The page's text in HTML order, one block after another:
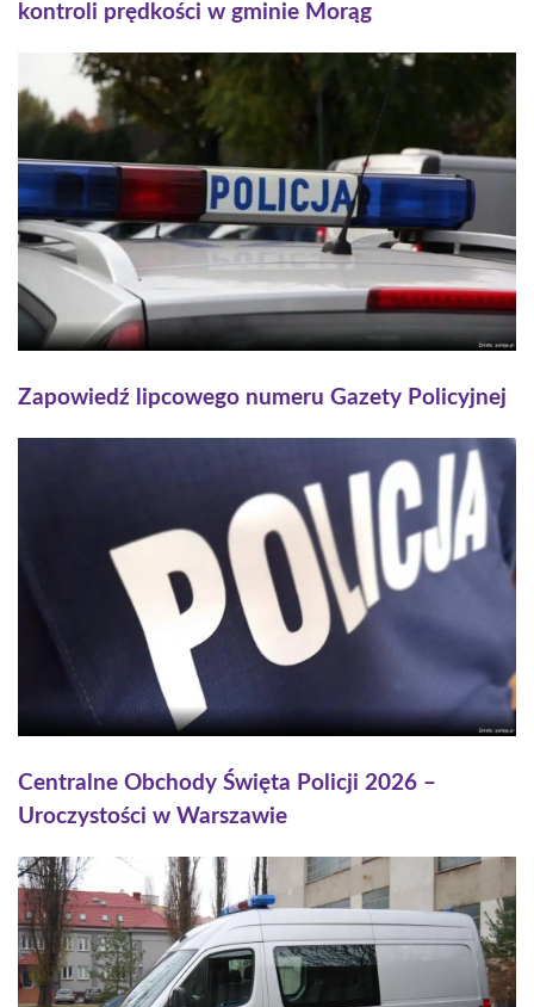
kontroli prędkości w gminie Morąg
Zapowiedź lipcowego numeru Gazety Policyjnej
Centralne Obchody Święta Policji 2026 –
Uroczystości w Warszawie